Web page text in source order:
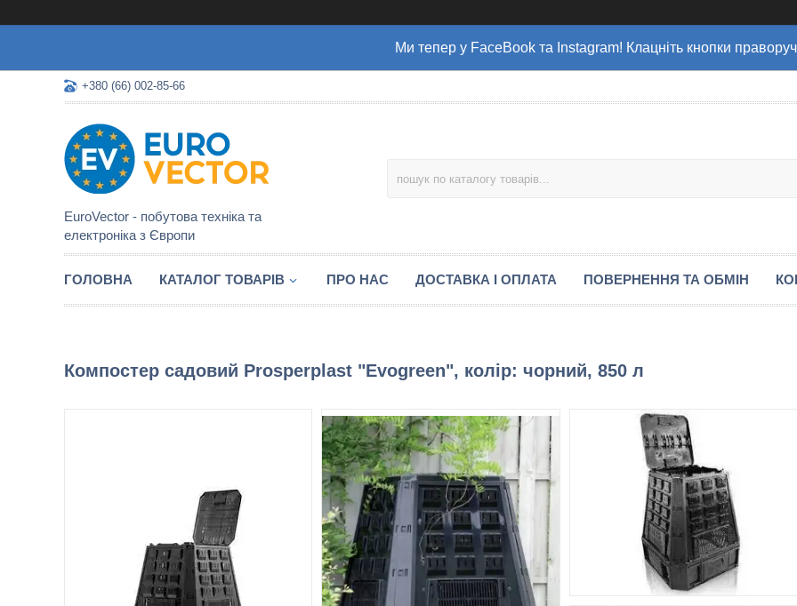
Ми тепер у FaceBook та Instagram! Клацніть кнопки
+380 (66) 002-85-66
EuroVector - побутова техніка та
електроніка з Європи
ГОЛОВНА КАТАЛОГ ТОВАРІВ ПРО НАС ДОСТАВКА І ОПЛАТА ПОВЕРНЕННЯ ТА ОБМІН
Компостер садовий Prosperplast "Evogreen", колір: чорний, 850 л